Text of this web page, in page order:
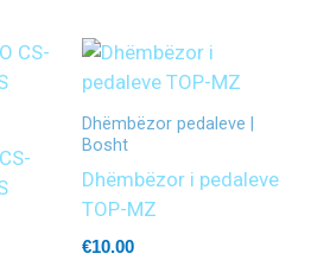
Dhëmbëzor pedaleve |
Bosht
Dhëmbëzor i pedaleve
TOP-MZ
€10.00